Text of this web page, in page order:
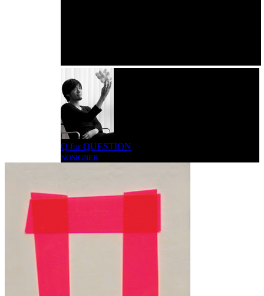
Q for QUESTION
NOSIGNER